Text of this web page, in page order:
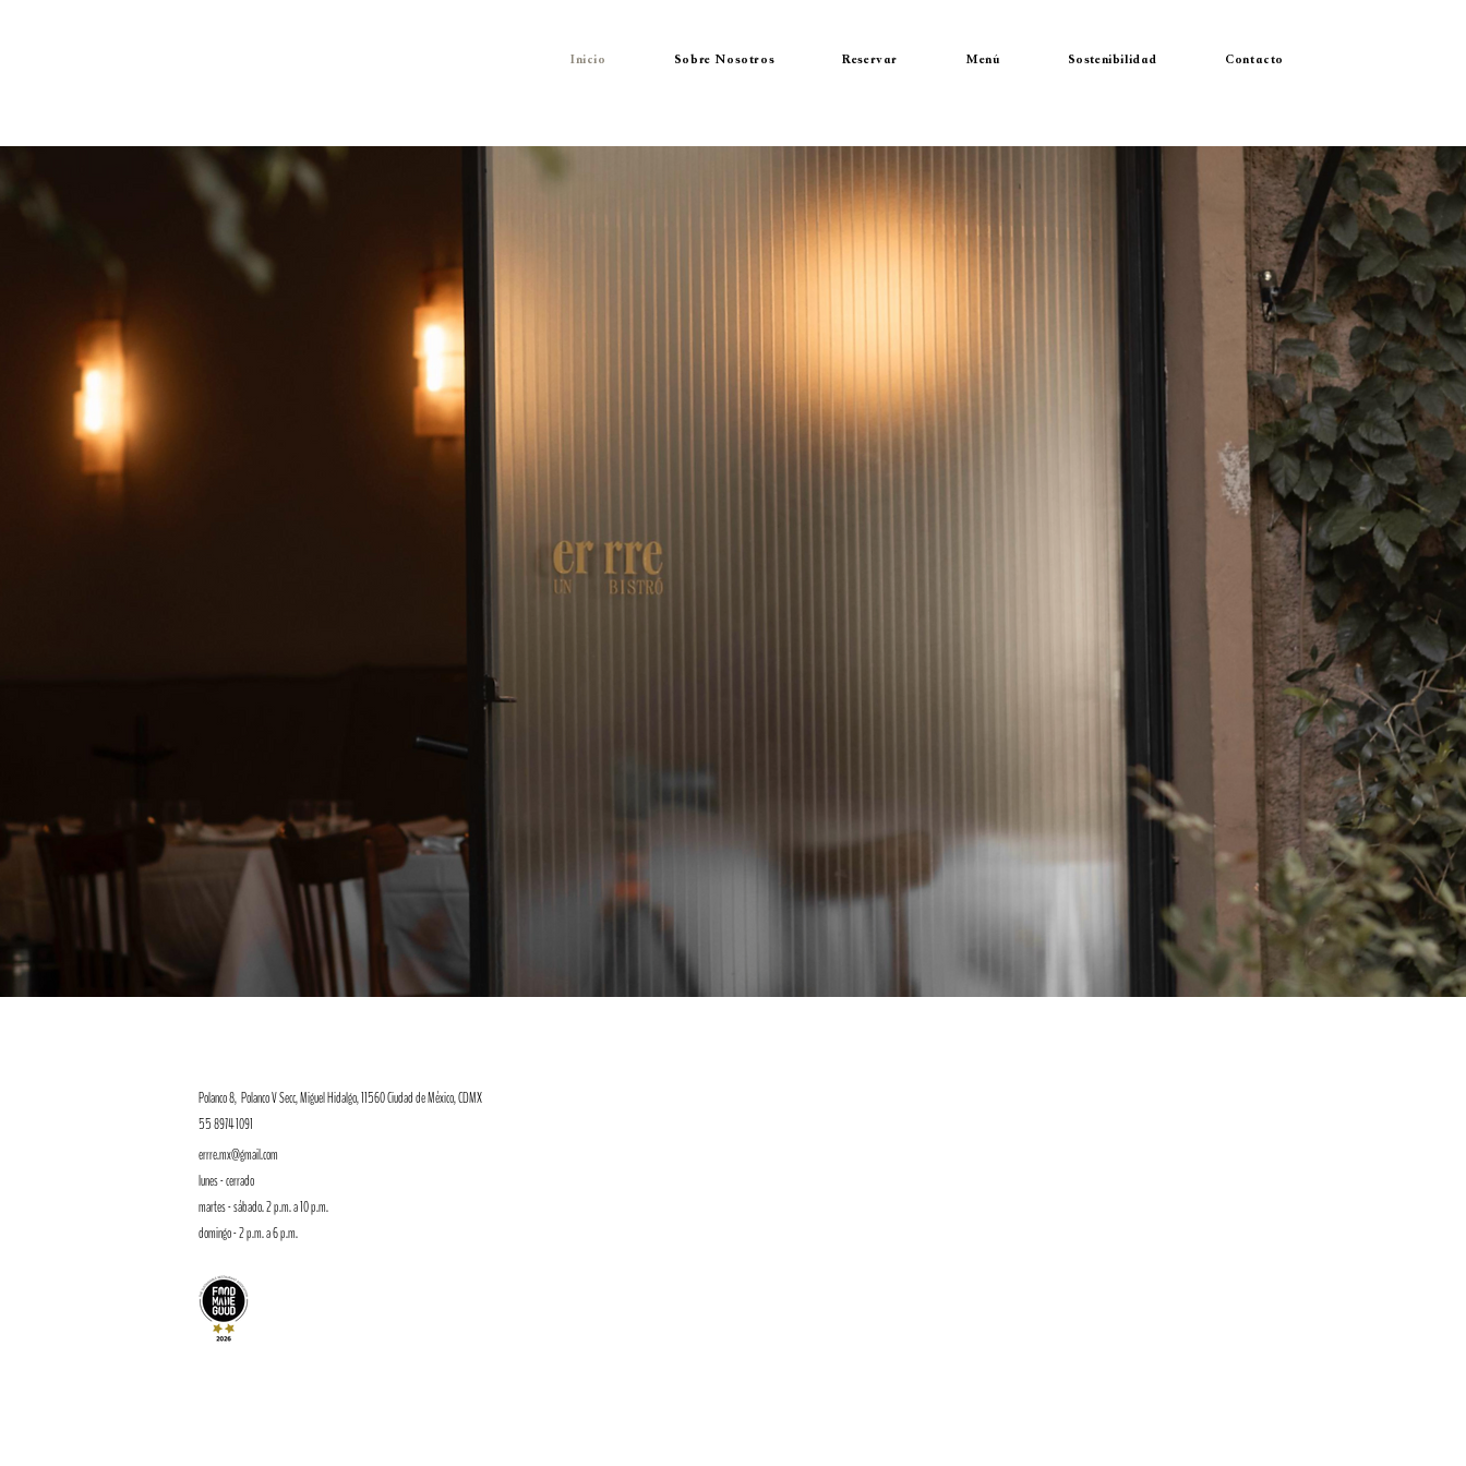
Inicio Sobre Nosotros Reservar Menú Sostenibilidad Contacto
Polanco 8, Polanco V Secc, Miguel Hidalgo,11560 Ciudad de México, CDMX
55 8974 1091
errre.mx@gmail.com
lunes - cerrado
martes - sábado. 2 p.m. a 10 p.m.
domingo - 2 p.m. a 6 p.m.